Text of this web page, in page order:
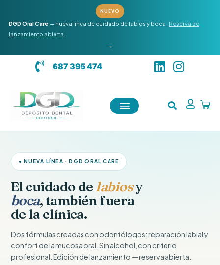
contenido
NUEVO
DGD Oral Care — nueva línea de cuidado de labios y boca · Reserva de
lanzamiento abierta
→
687 395 474
L
d
I
g
● NUEVA LÍNEA · DGD ORAL CARE
El cuidado de labiosy
boca, también fuera
de la clínica.
Dos fórmulas creadas con odontólogos: reparación labial y
confort de la mucosa oral. Sin alcohol, con criterio
profesional. Edición de lanzamiento — reserva abierta.